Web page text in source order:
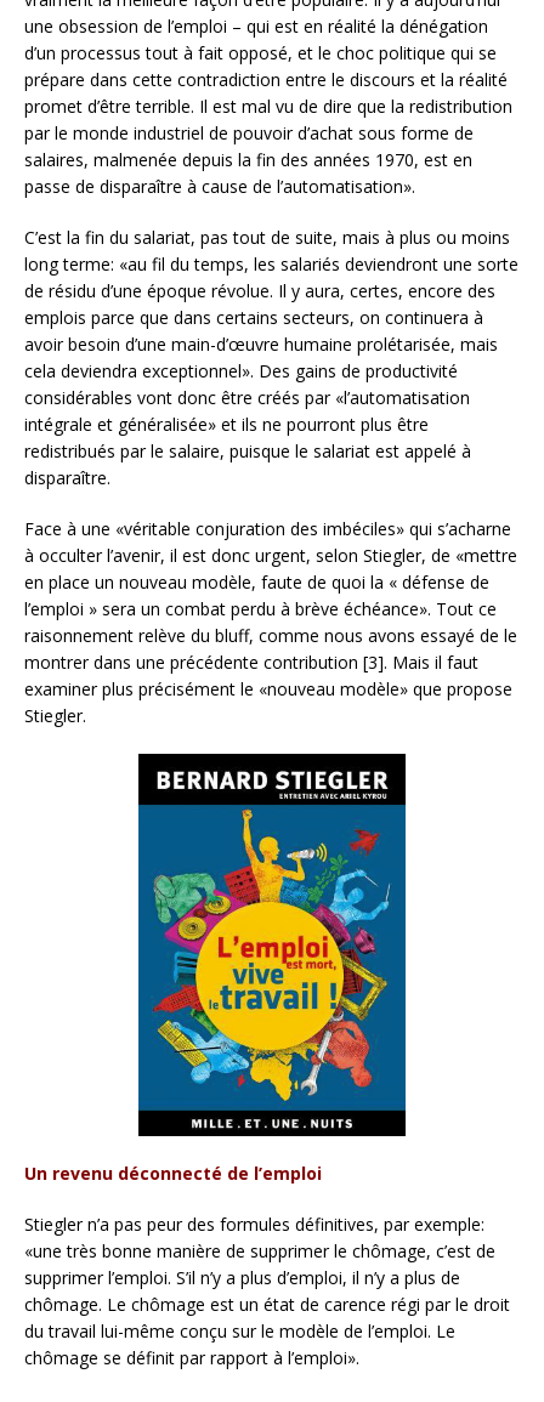
une obsession de l’emploi – qui est en réalité la dénégation
d’un processus tout à fait opposé, et le choc politique qui se
prépare dans cette contradiction entre le discours et la réalité
promet d’être terrible. Il est mal vu de dire que la redistribution
par le monde industriel de pouvoir d’achat sous forme de
salaires, malmenée depuis la fin des années 1970, est en
passe de disparaître à cause de l’automatisation».
C’est la fin du salariat, pas tout de suite, mais à plus ou moins
long terme: «au fil du temps, les salariés deviendront une sorte
de résidu d’une époque révolue. Il y aura, certes, encore des
emplois parce que dans certains secteurs, on continuera à
avoir besoin d’une main-d’œuvre humaine prolétarisée, mais
cela deviendra exceptionnel». Des gains de productivité
considérables vont donc être créés par «l’automatisation
intégrale et généralisée» et ils ne pourront plus être
redistribués par le salaire, puisque le salariat est appelé à
disparaître.
Face à une «véritable conjuration des imbéciles» qui s’acharne
à occulter l’avenir, il est donc urgent, selon Stiegler, de «mettre
en place un nouveau modèle, faute de quoi la « défense de
l’emploi » sera un combat perdu à brève échéance». Tout ce
raisonnement relève du bluff, comme nous avons essayé de le
montrer dans une précédente contribution [3]. Mais il faut
examiner plus précisément le «nouveau modèle» que propose
Stiegler.
Un revenu déconnecté de l’emploi
Stiegler n’a pas peur des formules définitives, par exemple:
«une très bonne manière de supprimer le chômage, c’est de
supprimer l’emploi. S’il n’y a plus d’emploi, il n’y a plus de
chômage. Le chômage est un état de carence régi par le droit
du travail lui-même conçu sur le modèle de l’emploi. Le
chômage se définit par rapport à l’emploi».